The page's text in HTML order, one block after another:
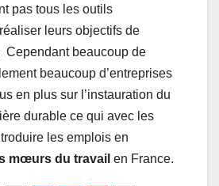
pas tous les outils
leurs objectifs de
Cependant beaucoup de
beaucoup d’entreprises
en plus sur l’instauration du
durable ce qui avec les
les emplois en
mœurs du travail en France.